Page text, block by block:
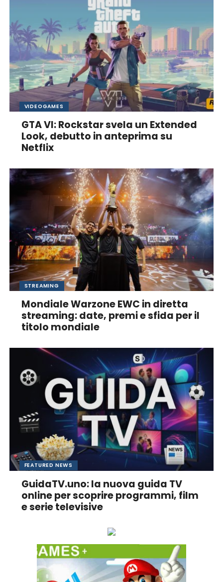
VIDEOGAMES
GTA VI: Rockstar svela un Extended
Look, debutto in anteprima su
Netflix
STREAMING
Mondiale Warzone EWC in diretta
streaming: date, premi e sfida per il
titolo mondiale
FEATURED NEWS
GuidaTV.uno: la nuova guida TV
online per scoprire programmi, film
e serie televisive